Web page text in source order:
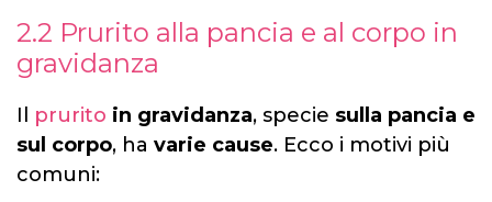
2.2 Prurito alla pancia e al corpo in
gravidanza
Il prurito in gravidanza, specie sulla pancia e
sul corpo, ha varie cause. Ecco i motivi più
comuni: